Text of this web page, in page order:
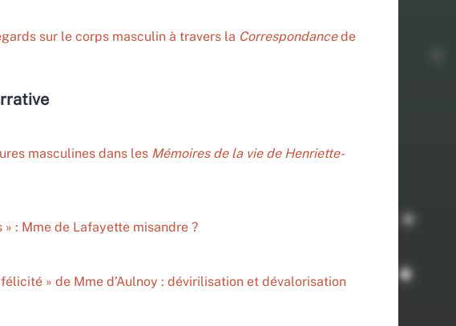
sur le corps masculin à travers la Correspondancede
masculines dans les Mémoires de la vie de Henriette-
: Mme de Lafayette misandre ?
félicité » de Mme d’Aulnoy : dévirilisation et dévalorisation